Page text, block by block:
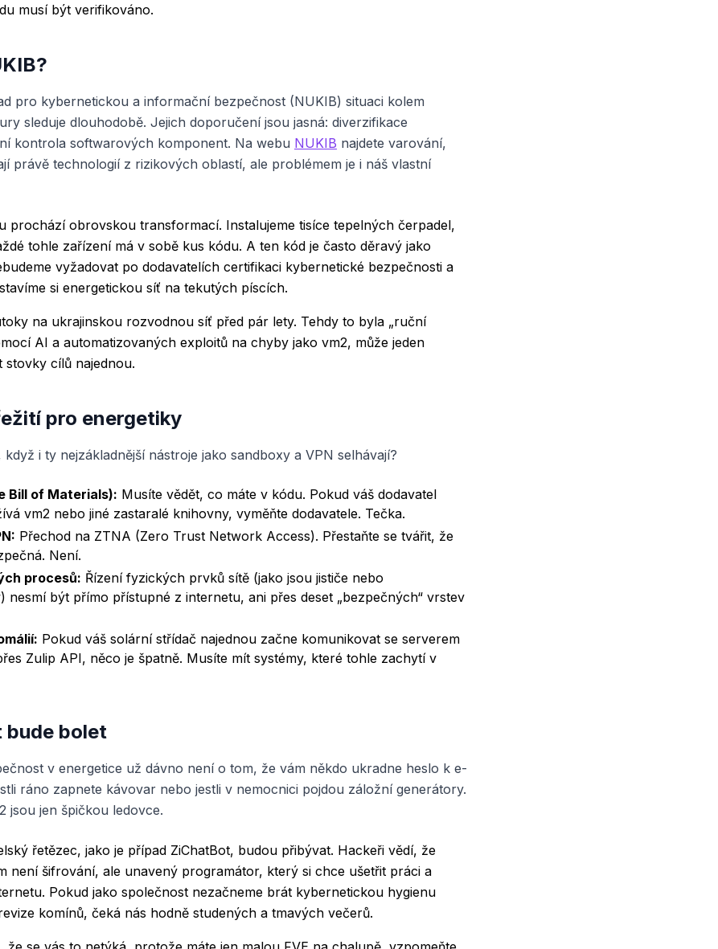
musí být verifikováno.
pro kybernetickou a informační bezpečnost (NUKIB) situaci kolem
sleduje dlouhodobě. Jejich doporučení jsou jasná: diverzifikace
kontrola softwarových komponent. Na webu NUKIB najdete varování,
právě technologií z rizikových oblastí, ale problémem je i náš vlastní
prochází obrovskou transformací. Instalujeme tisíce tepelných čerpadel,
tohle zařízení má v sobě kus kódu. A ten kód je často děravý jako
vyžadovat po dodavatelích certifikaci kybernetické bezpečnosti a
si energetickou síť na tekutých píscích.
na ukrajinskou rozvodnou síť před pár lety. Tehdy to byla „ruční
AI a automatizovaných exploitů na chyby jako vm2, může jeden
cílů najednou.
pro energetiky
i ty nejzákladnější nástroje jako sandboxy a VPN selhávají?
Bill of Materials): Musíte vědět, co máte v kódu. Pokud váš dodavatel
vm2 nebo jiné zastaralé knihovny, vyměňte dodavatele. Tečka.
Přechod na ZTNA (Zero Trust Network Access). Přestaňte se tvářit, že
Není.
procesů: Řízení fyzických prvků sítě (jako jsou jističe nebo
nesmí být přímo přístupné z internetu, ani přes deset „bezpečných“ vrstev
Pokud váš solární střídač najednou začne komunikovat se serverem
Zulip API, něco je špatně. Musíte mít systémy, které tohle zachytí v
bude bolet
v energetice už dávno není o tom, že vám někdo ukradne heslo k e-
ráno zapnete kávovar nebo jestli v nemocnici pojdou záložní generátory.
jsou jen špičkou ledovce.
řetězec, jako je případ ZiChatBot, budou přibývat. Hackeři vědí, že
není šifrování, ale unavený programátor, který si chce ušetřit práci a
Pokud jako společnost nezačneme brát kybernetickou hygienu
komínů, čeká nás hodně studených a tmavých večerů.